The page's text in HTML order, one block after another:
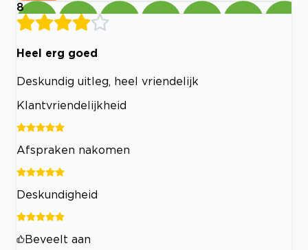
8
Heel erg goed
Deskundig uitleg, heel vriendelijk
Klantvriendelijkheid
Afspraken nakomen
Deskundigheid
Beveelt aan